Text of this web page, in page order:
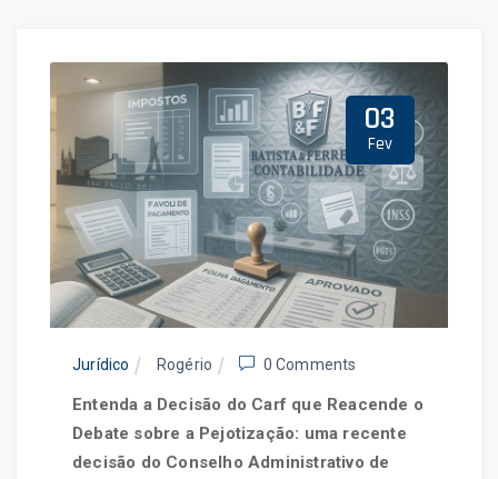
03
Fev
Jurídico Rogério 0 Comments
Entenda a Decisão do Carf que Reacende o
Debate sobre a Pejotização: uma recente
decisão do Conselho Administrativo de